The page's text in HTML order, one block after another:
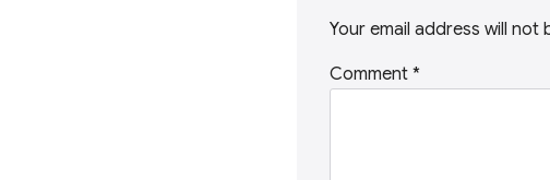
Your email address will not
Comment *